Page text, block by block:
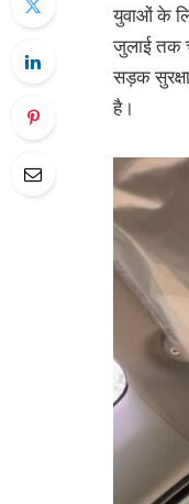
युवाओं के
जुलाई तक
सड़क
है।